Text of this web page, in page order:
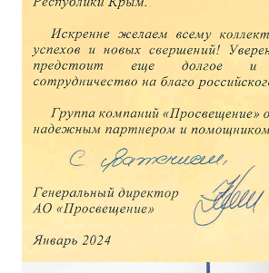
Советуем прочитать
Готовимся к новому учебному году
ДПО
Профессиональная переподготовка
Повышение квалификации
КОНТАКТЫ